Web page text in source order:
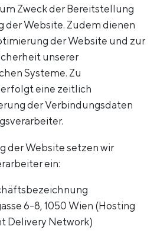
Zweck der Bereitstellung
der Website. Zudem dienen
der Website und zur
unserer
Systeme. Zu
eine zeitlich
der Verbindungsdaten
der Website setzen wir
ein:
6-8, 1050 Wien (Hosting
Delivery Network)